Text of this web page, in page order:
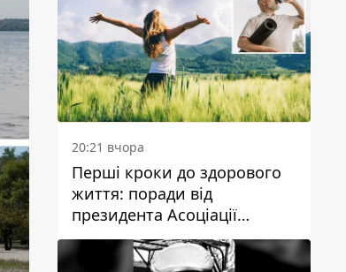
20:21 вчора
Перші кроки до здорового
життя: поради від
президента Асоціації
дієтологів України